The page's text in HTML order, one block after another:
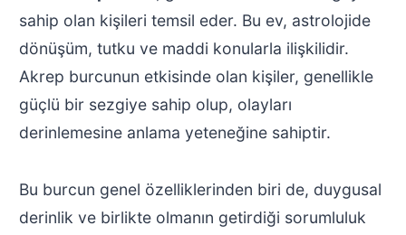
sahip olan kişileri temsil eder. Bu ev, astrolojide
dönüşüm, tutku ve maddi konularla ilişkilidir.
Akrep burcunun etkisinde olan kişiler, genellikle
güçlü bir sezgiye sahip olup, olayları
derinlemesine anlama yeteneğine sahiptir.
Bu burcun genel özelliklerinden biri de, duygusal
derinlik ve birlikte olmanın getirdiği sorumluluk